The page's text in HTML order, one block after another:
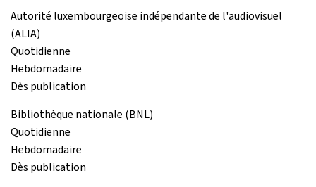
Autorité luxembourgeoise indépendante de l'audiovisuel
(ALIA)
Quotidienne
Hebdomadaire
Dès publication
Bibliothèque nationale (BNL)
Quotidienne
Hebdomadaire
Dès publication